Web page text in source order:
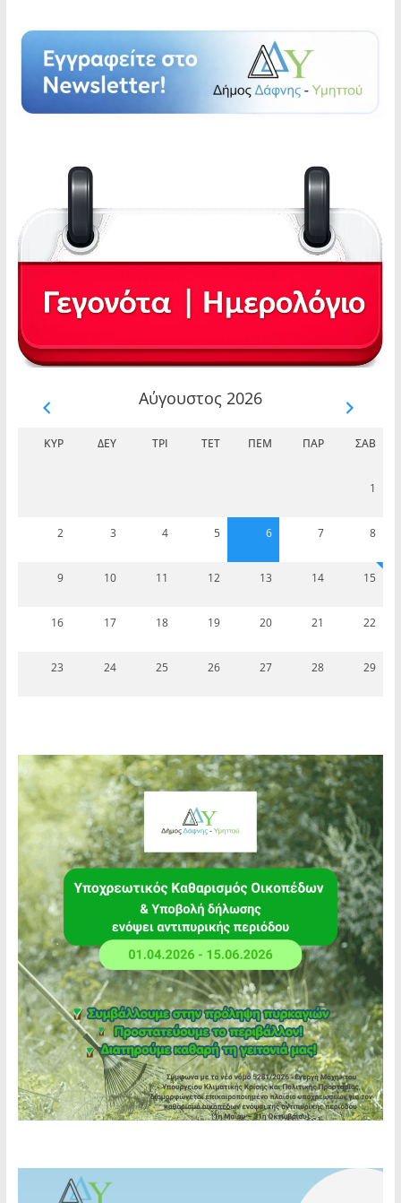
Αύγουστος 2026
ΚΥΡ ΔΕΥ ΤΡΊ ΤΕΤ ΠΈΜ ΠΑΡ ΣΆΒ
1
2 3 4 5 6 7 8
9 10 11 12 13 14 15
16 17 18 19 20 21 22
23 24 25 26 27 28 29